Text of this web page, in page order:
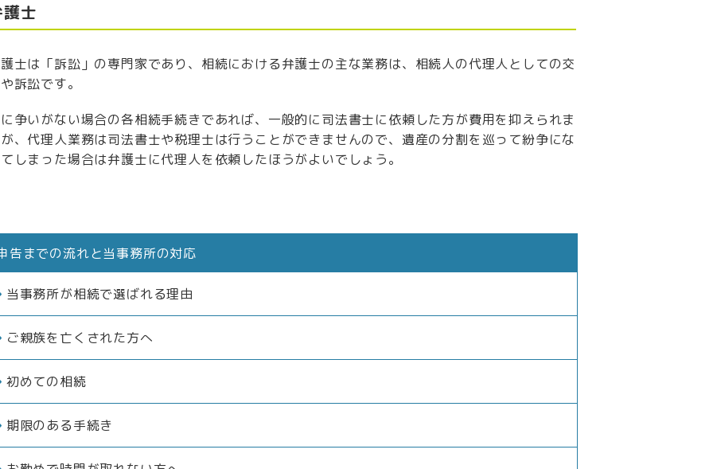
士
士は「訴訟」の専門家であり、相続における弁護士の主な業務は、相続人の代理人としての交
訴訟です。
争いがない場合の各相続手続きであれば、一般的に司法書士に依頼した方が費用を抑えられま
、代理人業務は司法書士や税理士は行うことができませんので、遺産の分割を巡って紛争にな
しまった場合は弁護士に代理人を依頼したほうがよいでしょう。
告までの流れと当事務所の対応
当事務所が相続で選ばれる理由
ご親族を亡くされた方へ
初めての相続
期限のある手続き